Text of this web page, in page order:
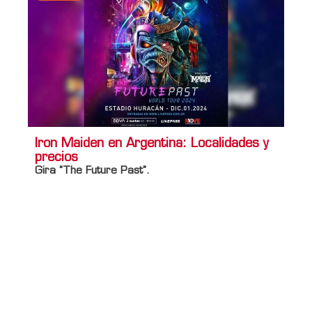
Iron Maiden en Argentina: Localidades y
precios
Gira “The Future Past”.